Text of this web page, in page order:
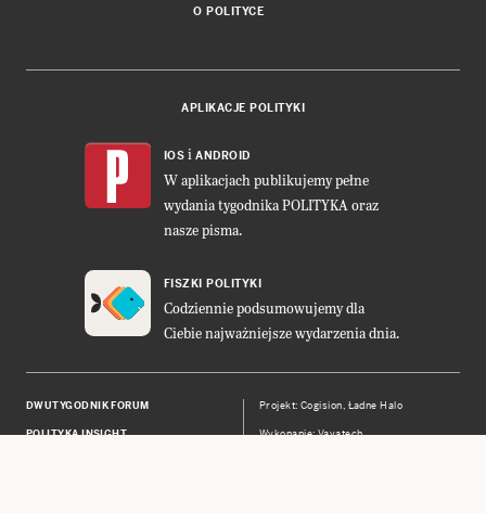
O POLITYCE
APLIKACJE POLITYKI
IOS i ANDROID
W aplikacjach publikujemy pełne
wydania tygodnika POLITYKA oraz
nasze pisma.
FISZKI POLITYKI
Codziennie podsumowujemy dla
Ciebie najważniejsze wydarzenia dnia.
DWUTYGODNIK FORUM
POLITYKA INSIGHT
Projekt:Cogision, Ładne Halo
Wykonanie: Vavatech